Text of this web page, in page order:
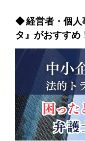
経営者・個人
タ』がおすすめ